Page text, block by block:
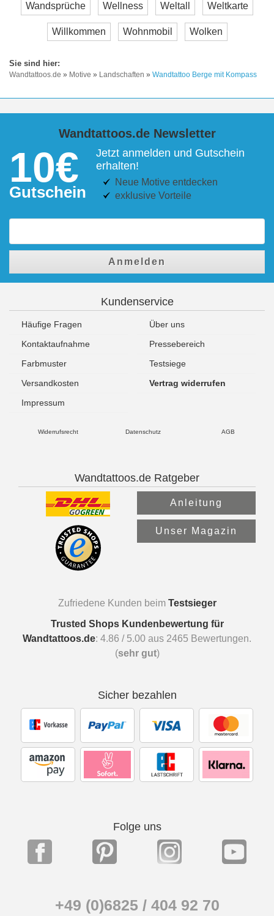
Wandsprüche Wellness Weltall Weltkarte
Willkommen Wohnmobil Wolken
Wandtattoos.de » Motive » Landschaften » Wandtattoo Berge mit Kompass
Wandtattoos.de Newsletter
10€
Gutschein
Jetzt anmelden und Gutschein
erhalten!
Neue Motive entdecken
exklusive Vorteile
Anmelden
Kundenservice
Häufige Fragen
Über uns
Kontaktaufnahme
Pressebereich
Farbmuster
Testsiege
Versandkosten
Vertrag widerrufen
Impressum
Widerrufsrecht Datenschutz AGB
Wandtattoos.de Ratgeber
Anleitung
Unser Magazin
Zufriedene Kunden beim Testsieger
Trusted Shops Kundenbewertung für
Wandtattoos.de: 4.86 / 5.00 aus 2465 Bewertungen.
(sehr gut)
Sicher bezahlen
Folge uns
+49 (0)6825 / 404 92 70